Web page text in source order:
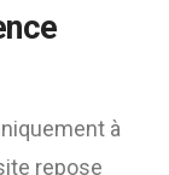
à
repose